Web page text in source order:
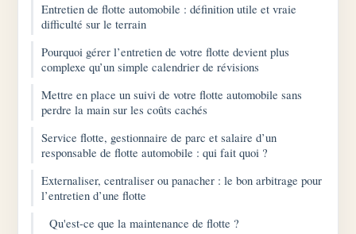
Entretien de flotte automobile : définition utile et vraie
difficulté sur le terrain
Pourquoi gérer l’entretien de votre flotte devient plus
complexe qu’un simple calendrier de révisions
Mettre en place un suivi de votre flotte automobile sans
perdre la main sur les coûts cachés
Service flotte, gestionnaire de parc et salaire d’un
responsable de flotte automobile : qui fait quoi ?
Externaliser, centraliser ou panacher : le bon arbitrage pour
l’entretien d’une flotte
Qu'est-ce que la maintenance de flotte ?